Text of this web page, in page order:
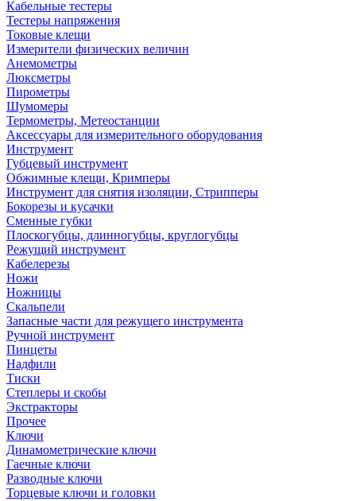
Кабельные тестеры
Тестеры напряжения
Токовые клещи
Измерители физических величин
Анемометры
Люксметры
Пирометры
Шумомеры
Термометры, Метеостанции
Аксессуары для измерительного оборудования
Инструмент
Губцевый инструмент
Обжимные клещи, Кримперы
Инструмент для снятия изоляции, Стрипперы
Бокорезы и кусачки
Сменные губки
Плоскогубцы, длинногубцы, круглогубцы
Режущий инструмент
Кабелерезы
Ножи
Ножницы
Скальпели
Запасные части для режущего инструмента
Ручной инструмент
Пинцеты
Надфили
Тиски
Степлеры и скобы
Экстракторы
Прочее
Ключи
Динамометрические ключи
Гаечные ключи
Разводные ключи
Торцевые ключи и головки